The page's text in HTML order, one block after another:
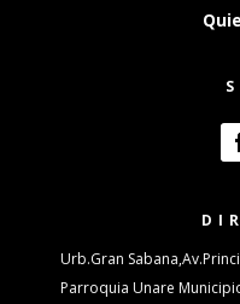
Urb.Gran
Parroquia Unare